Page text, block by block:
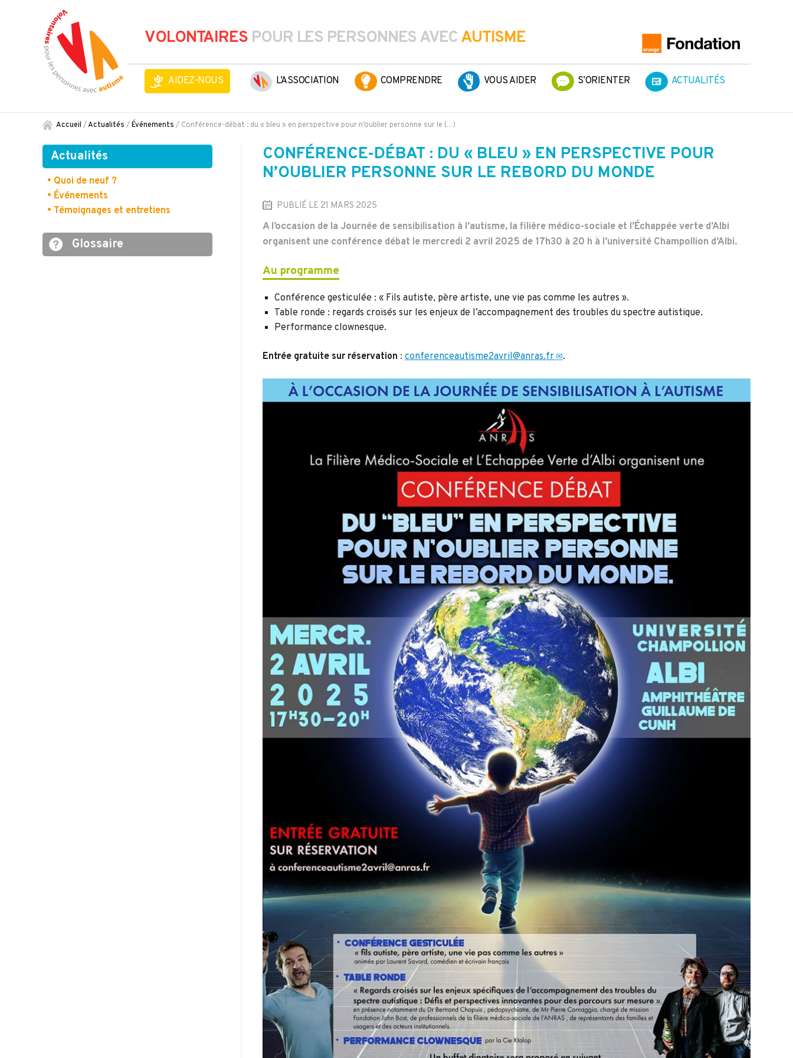
VOLONTAIRES POUR LES PERSONNES AVEC AUTISME
AIDEZ-NOUS L’ASSOCIATION COMPRENDRE VOUS AIDER S’ORIENTER ACTUALITÉS
Accueil /Actualités /Événements / Conférence-débat : du « bleu » en perspective pour n’oublier personne sur le (…)
CONFÉRENCE-DÉBAT : DU « BLEU » EN PERSPECTIVE POUR
N’OUBLIER PERSONNE SUR LE REBORD DU MONDE
PUBLIÉ LE 21 MARS 2025
A l’occasion de la Journée de sensibilisation à l’autisme, la filière médico-sociale et l’Échappée verte d’Albi
organisent une conférence débat le mercredi 2 avril 2025 de 17h30 à 20 h à l’université Champollion d’Albi.
Au programme
Conférence gesticulée : « Fils autiste, père artiste, une vie pas comme les autres ».
Table ronde : regards croisés sur les enjeux de l’accompagnement des troubles du spectre autistique.
Performance clownesque.
Entrée gratuite sur réservation : conferenceautisme2avril@anras.fr .
Actualités
• Quoi de neuf ?
• Événements
• Témoignages et entretiens
Glossaire